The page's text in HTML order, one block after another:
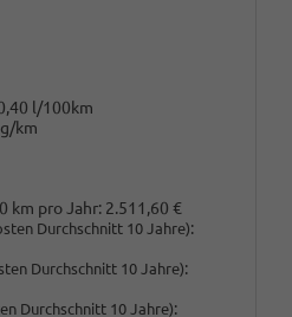
l/100km
km
km pro Jahr: 2.511,60 €
Durchschnitt 10 Jahre):
Durchschnitt 10 Jahre):
Durchschnitt 10 Jahre):